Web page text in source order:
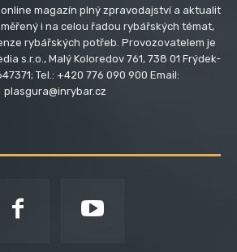
magazín plný zpravodajství a aktualit
i na celou řadou rybářských témat,
rybářských potřeb. Provozovatelem je
s.r.o., Malý Koloredov 761, 738 01 Frýdek-
Tel.: +420 776 090 900 Email:
plasgura@inrybar.cz